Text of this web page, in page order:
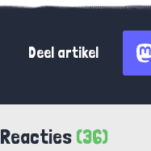
Deel artikel
Reacties (36)